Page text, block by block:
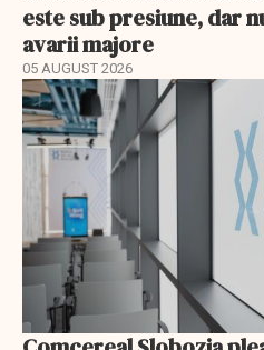
este sub presiune, dar
avarii majore
05 AUGUST 2026